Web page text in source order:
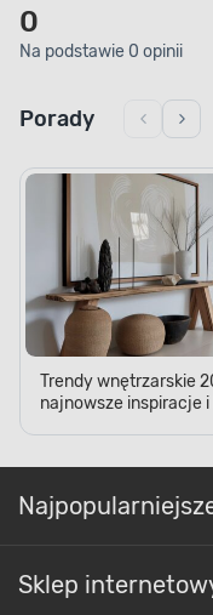
0
Na podstawie 0 opinii
Porady
Trendy wnętrzarskie
najnowsze inspiracje i
Sklep